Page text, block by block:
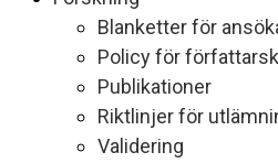
Blanketter för
Policy för
Publikationer
Riktlinjer för
Validering